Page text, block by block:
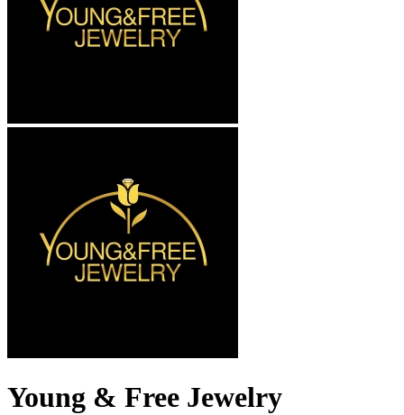
Young & Free Jewelry